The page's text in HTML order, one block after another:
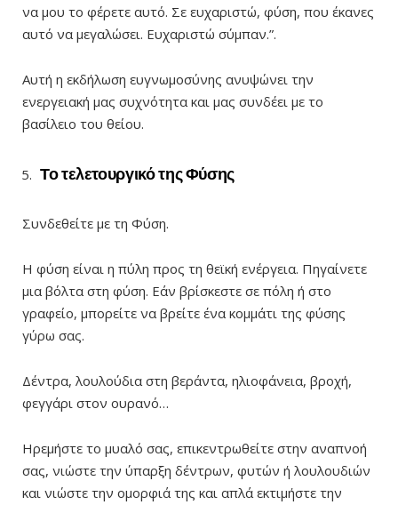
να μου το φέρετε αυτό. Σε ευχαριστώ, φύση, που έκανες
αυτό να μεγαλώσει. Ευχαριστώ σύμπαν.”.
Αυτή η εκδήλωση ευγνωμοσύνης ανυψώνει την
ενεργειακή μας συχνότητα και μας συνδέει με το
βασίλειο του θείου.
Το τελετουργικό της Φύσης
Συνδεθείτε με τη Φύση.
Η φύση είναι η πύλη προς τη θεϊκή ενέργεια. Πηγαίνετε
μια βόλτα στη φύση. Εάν βρίσκεστε σε πόλη ή στο
γραφείο, μπορείτε να βρείτε ένα κομμάτι της φύσης
γύρω σας.
Δέντρα, λουλούδια στη βεράντα, ηλιοφάνεια, βροχή,
φεγγάρι στον ουρανό…
Ηρεμήστε το μυαλό σας, επικεντρωθείτε στην αναπνοή
σας, νιώστε την ύπαρξη δέντρων, φυτών ή λουλουδιών
και νιώστε την ομορφιά της και απλά εκτιμήστε την